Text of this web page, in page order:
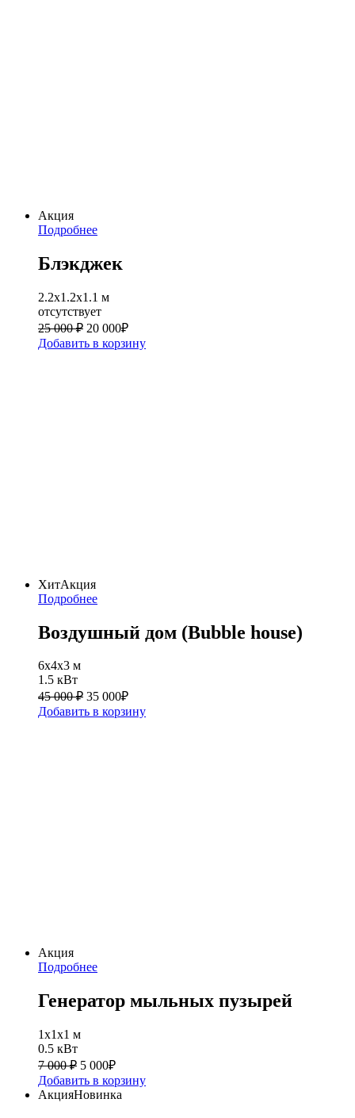
Акция
Подробнее
Блэкджек
2.2х1.2х1.1 м
отсутствует
25 000 ₽ 20 000₽
Добавить в корзину
ХитАкция
Подробнее
Воздушный дом (Bubble house)
6x4x3 м
1.5 кВт
45 000 ₽ 35 000₽
Добавить в корзину
Акция
Подробнее
Генератор мыльных пузырей
1х1х1 м
0.5 кВт
7 000 ₽ 5 000₽
Добавить в корзину
АкцияНовинка